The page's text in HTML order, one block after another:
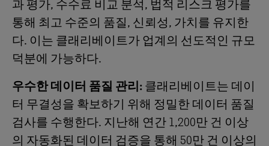
과 평가, 수수료 비교 분석, 법적 리스크 평가를
통해 최고 수준의 품질, 신뢰성, 가치를 유지한
다. 이는 클래리베이트가 업계의 선도적인 규모
덕분에 가능하다.
우수한 데이터 품질 관리: 클래리베이트는 데이
터 무결성을 확보하기 위해 정밀한 데이터 품질
검사를 수행한다. 지난해 연간 1,200만 건 이상
의 자동화된 데이터 검증을 통해 50만 건 이상의